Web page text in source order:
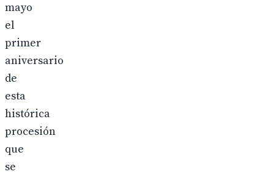
mayo
el
primer
aniversario
de
esta
histórica
procesión
que
se